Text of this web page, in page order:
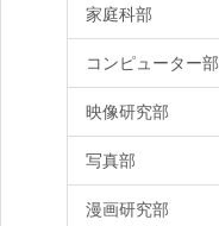
家庭科部
コンピューター部
映像研究部
写真部
漫画研究部